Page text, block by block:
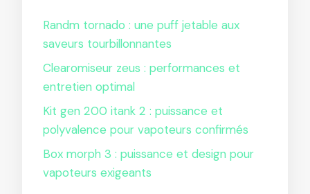
Randm tornado : une puff jetable aux
saveurs tourbillonnantes
Clearomiseur zeus : performances et
entretien optimal
Kit gen 200 itank 2 : puissance et
polyvalence pour vapoteurs confirmés
Box morph 3 : puissance et design pour
vapoteurs exigeants